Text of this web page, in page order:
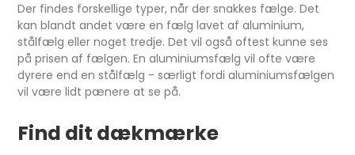
Der findes forskellige typer, når der snakkes fælge. Det
kan blandt andet være en fælg lavet af aluminium,
stålfælg eller noget tredje. Det vil også oftest kunne ses
på prisen af fælgen. En aluminiumsfælg vil ofte være
dyrere end en stålfælg - særligt fordi aluminiumsfælgen
vil være lidt pænere at se på.
Find dit dækmærke